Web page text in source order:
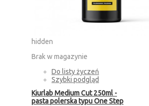
hidden
Brak w magazynie
Do listy życzeń
Szybki podgląd
Kiurlab Medium Cut 250ml -
pasta polerska typu One Step